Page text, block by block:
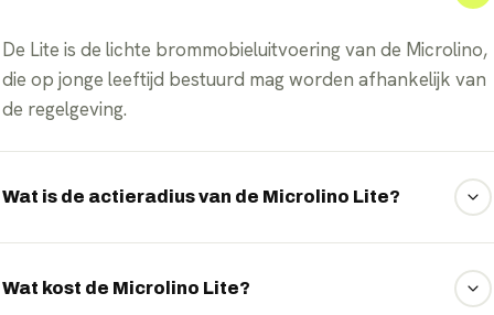
De Lite is de lichte brommobieluitvoering van de Microlino,
die op jonge leeftijd bestuurd mag worden afhankelijk van
de regelgeving.
Wat is de actieradius van de Microlino Lite?
Wat kost de Microlino Lite?